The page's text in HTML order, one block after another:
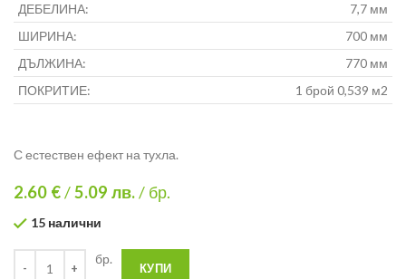
ДЕБЕЛИНА:
7,7 мм
ШИРИНА:
700 мм
ДЪЛЖИНА:
770 мм
ПОКРИТИЕ:
1 брой 0,539 м2
С естествен ефект на тухла.
2.60 €/5.09 лв./ бр.
15 налични
бр.
КУПИ